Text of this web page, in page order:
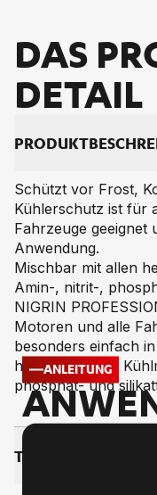
DAS
DE­TAIL
Schützt vor Frost,
Kühlerschutz ist für
Fahrzeuge geeignet
Anwendung.
Mischbar mit allen
Amin-, nitrit-,
NIGRIN
Motoren und alle
besonders einfach
herkömmlichen
phosphat- und
TECH­NI­SCHE DA­TEN
ANLEITUNG